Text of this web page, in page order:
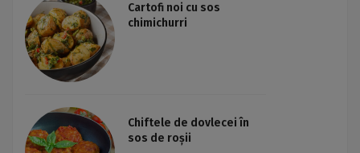
Cartofi noi cu sos
chimichurri
Chiftele de dovlecei în
sos de roșii